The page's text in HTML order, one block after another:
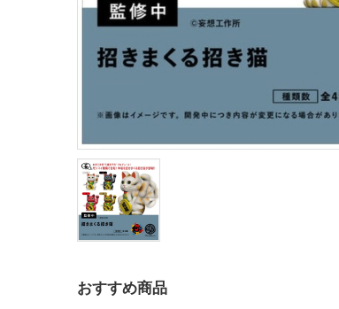
おすすめ商品